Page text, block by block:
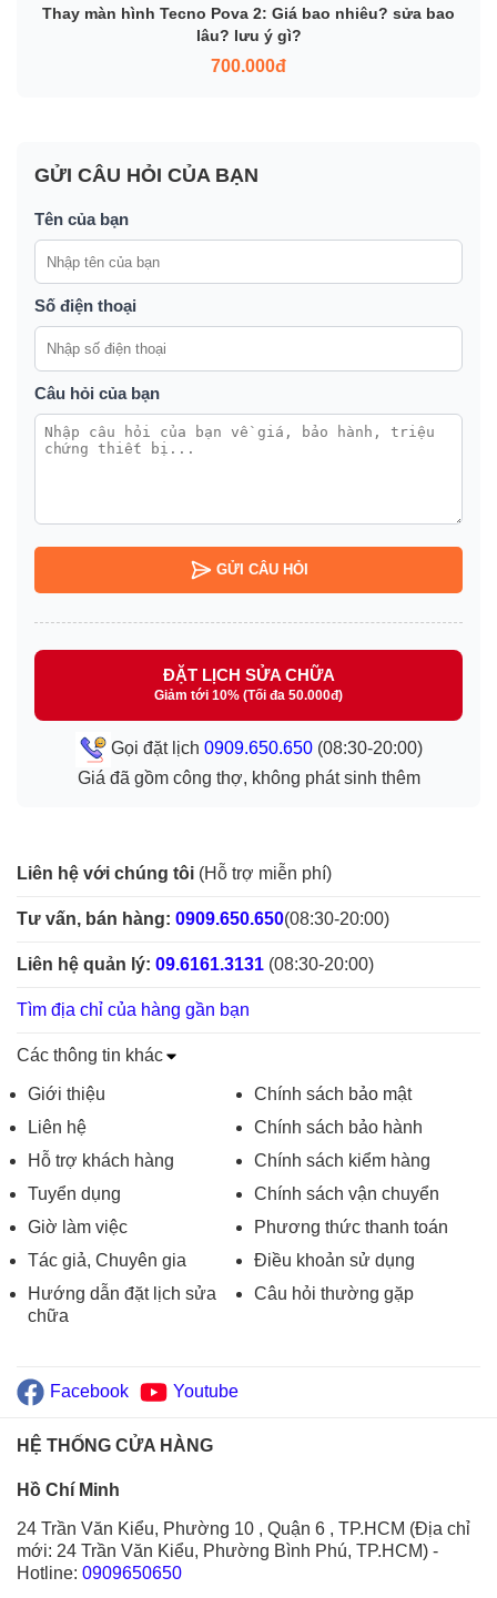
Thay màn hình Tecno Pova 2: Giá bao nhiêu? sửa bao
lâu? lưu ý gì?
700.000đ
GỬI CÂU HỎI CỦA BẠN
Tên của bạn
Số điện thoại
Câu hỏi của bạn
GỬI CÂU HỎI
ĐẶT LỊCH SỬA CHỮA
Giảm tới 10% (Tối đa 50.000đ)
Gọi đặt lịch 0909.650.650(08:30-20:00)
Giá đã gồm công thợ, không phát sinh thêm
Liên hệ với chúng tôi (Hỗ trợ miễn phí)
Tư vấn, bán hàng: 0909.650.650(08:30-20:00)
Liên hệ quản lý: 09.6161.3131 (08:30-20:00)
Tìm địa chỉ của hàng gần bạn
Các thông tin khác
Giới thiệu
Liên hệ
Hỗ trợ khách hàng
Tuyển dụng
Giờ làm việc
Tác giả, Chuyên gia
Hướng dẫn đặt lịch sửa
chữa
Chính sách bảo mật
Chính sách bảo hành
Chính sách kiểm hàng
Chính sách vận chuyển
Phương thức thanh toán
Điều khoản sử dụng
Câu hỏi thường gặp
Facebook Youtube
HỆ THỐNG CỬA HÀNG
Hồ Chí Minh
24 Trần Văn Kiểu, Phường 10 , Quận 6 , TP.HCM (Địa chỉ
mới: 24 Trần Văn Kiểu, Phường Bình Phú, TP.HCM) -
Hotline: 0909650650